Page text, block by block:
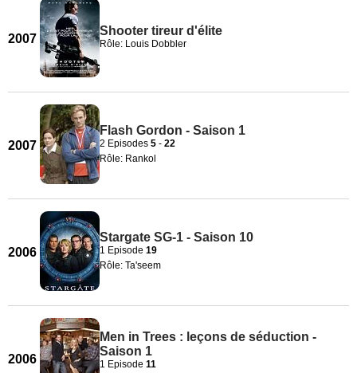
2007
Shooter tireur d'élite
Rôle: Louis Dobbler
2007
Flash Gordon - Saison 1
2 Episodes 5 - 22
Rôle: Rankol
2006
Stargate SG-1 - Saison 10
1 Episode 19
Rôle: Ta'seem
2006
Men in Trees : leçons de séduction -
Saison 1
1 Episode 11